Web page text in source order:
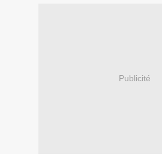
Publicité